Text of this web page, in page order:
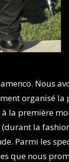
Nous
organisé
la première
la
Parmi les
que nous